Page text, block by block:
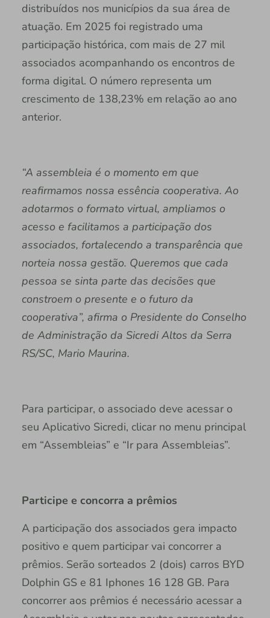
distribuídos nos municípios da sua área de
atuação. Em 2025 foi registrado uma
participação histórica, com mais de 27 mil
associados acompanhando os encontros de
forma digital. O número representa um
crescimento de 138,23% em relação ao ano
anterior.
“A assembleia é o momento em que
reafirmamos nossa essência cooperativa. Ao
adotarmos o formato virtual, ampliamos o
acesso e facilitamos a participação dos
associados, fortalecendo a transparência que
norteia nossa gestão. Queremos que cada
pessoa se sinta parte das decisões que
constroem o presente e o futuro da
cooperativa”, afirma o Presidente do Conselho
de Administração da Sicredi Altos da Serra
RS/SC, Mario Maurina.
Para participar, o associado deve acessar o
seu Aplicativo Sicredi, clicar no menu principal
em “Assembleias” e “Ir para Assembleias”.
Participe e concorra a prêmios
A participação dos associados gera impacto
positivo e quem participar vai concorrer a
prêmios. Serão sorteados 2 (dois) carros BYD
Dolphin GS e 81 Iphones 16 128 GB. Para
concorrer aos prêmios é necessário acessar a